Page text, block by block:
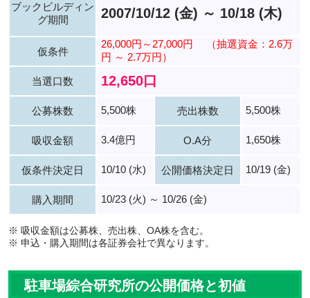
ブックビルディン
グ期間
2007/10/12 (金) ～ 10/18 (木)
仮条件
26,000円～27,000円
（抽選資金：2.6万
円 ～ 2.7万円）
当選口数 12,650口
公募株数 5,500株 売出株数 5,500株
吸収金額 3.4億円 O.A分 1,650株
仮条件決定日 10/10 (水) 公開価格決定日 10/19 (金)
購入期間 10/23 (火) ～ 10/26 (金)
※ 吸収金額は公募株、売出株、OA株を含む。
※ 申込・購入期間は各証券会社で異なります。
駐車場綜合研究所の公開価格と初値